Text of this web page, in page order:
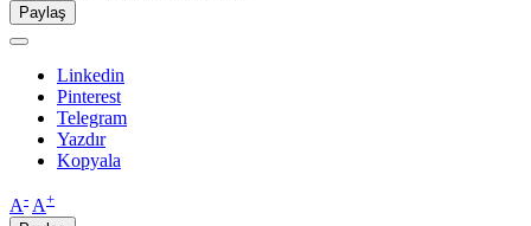
Paylaş
Linkedin
Pinterest
Telegram
Yazdır
Kopyala
A- A+